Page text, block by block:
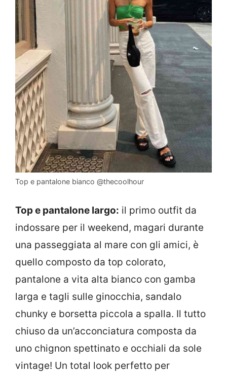
Top e pantalone bianco @thecoolhour
Top e pantalone largo: il primo outfit da
indossare per il weekend, magari durante
una passeggiata al mare con gli amici, è
quello composto da top colorato,
pantalone a vita alta bianco con gamba
larga e tagli sulle ginocchia, sandalo
chunky e borsetta piccola a spalla. Il tutto
chiuso da un’acconciatura composta da
uno chignon spettinato e occhiali da sole
vintage! Un total look perfetto per